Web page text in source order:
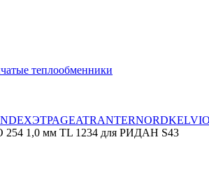
теплообменники
ЭТРАGEATRANTERNORD
1,0 мм TL 1234 для РИДАН S43